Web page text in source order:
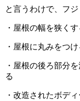
と言うわけで、フ
・屋根の幅を狭くす
・屋根に丸みをつけ
・屋根の後ろ部分
る
・改造されたボデ